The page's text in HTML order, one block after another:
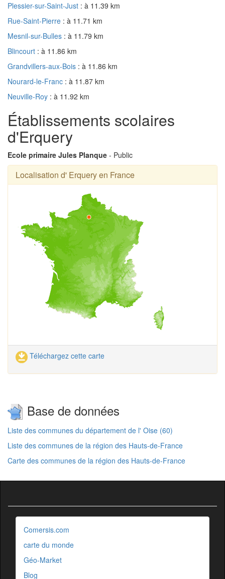
Plessier-sur-Saint-Just : à 11.39 km
Rue-Saint-Pierre : à 11.71 km
Mesnil-sur-Bulles : à 11.79 km
Blincourt : à 11.86 km
Grandvillers-aux-Bois : à 11.86 km
Nourard-le-Franc : à 11.87 km
Neuville-Roy : à 11.92 km
Établissements scolaires
d'Erquery
Ecole primaire Jules Planque - Public
Localisation d' Erquery en France
Téléchargez cette carte
Base de données
Liste des communes du département de l' Oise (60)
Liste des communes de la région des Hauts-de-France
Carte des communes de la région des Hauts-de-France
Comersis.com
carte du monde
Géo-Market
Blog